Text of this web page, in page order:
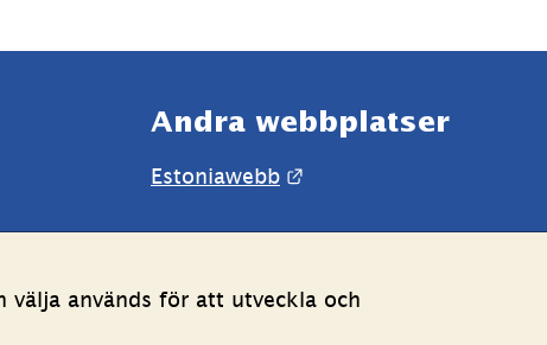
välja används för att utveckla och
Andra webbplatser
Estoniawebb